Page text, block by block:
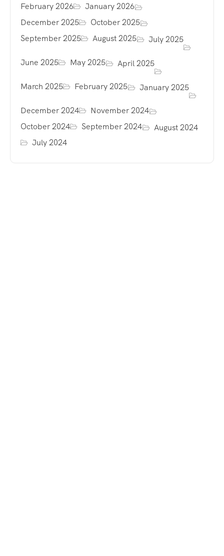
February 2026
January 2026
December 2025
October 2025
September 2025
August 2025 July 2025
June 2025 May 2025 April 2025
March 2025 February 2025 January 2025
December 2024
November 2024
October 2024
September 2024
August 2024
July 2024